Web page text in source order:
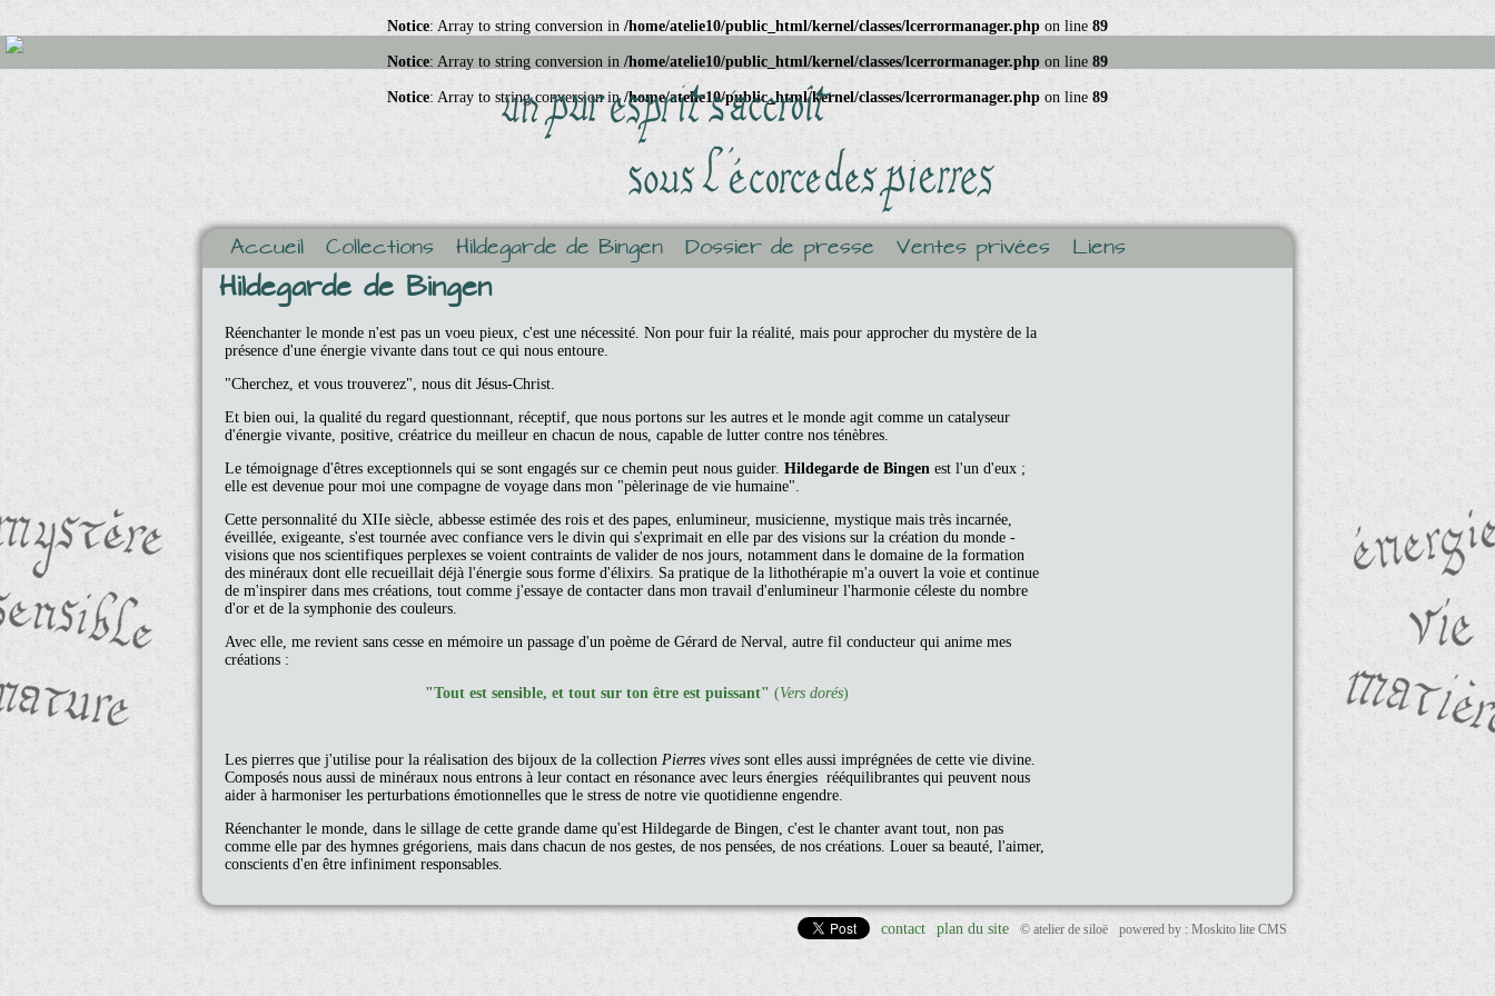
Notice: Array to string conversion in /home/atelie10/public_html/kernel/classes/lcerrormanager.php on line 89
Notice: Array to string conversion in /home/atelie10/public_html/kernel/classes/lcerrormanager.php on line 89
Notice: Array to string conversion in/home/atelie10/public_html/kernel/classes/lcerrormanager.php on line 89
Accueil Collections Hildegarde de Bingen Dossier de presse Ventes privées Liens
Hildegarde de Bingen
Réenchanter le monde n'est pas un voeu pieux, c'est une nécessité. Non pour fuir la réalité, mais pour approcher du mystère de la
présence d'une énergie vivante dans tout ce qui nous entoure.
"Cherchez, et vous trouverez", nous dit Jésus-Christ.
Et bien oui, la qualité du regard questionnant, réceptif, que nous portons sur les autres et le monde agit comme un catalyseur
d'énergie vivante, positive, créatrice du meilleur en chacun de nous, capable de lutter contre nos ténèbres.
Le témoignage d'êtres exceptionnels qui se sont engagés sur ce chemin peut nous guider. Hildegarde de Bingen est l'un d'eux ;
elle est devenue pour moi une compagne de voyage dans mon "pèlerinage de vie humaine".
Cette personnalité du XIIe siècle, abbesse estimée des rois et des papes, enlumineur, musicienne, mystique mais très incarnée,
éveillée, exigeante, s'est tournée avec confiance vers le divin qui s'exprimait en elle par des visions sur la création du monde -
visions que nos scientifiques perplexes se voient contraints de valider de nos jours, notamment dans le domaine de la formation
des minéraux dont elle recueillait déjà l'énergie sous forme d'élixirs. Sa pratique de la lithothérapie m'a ouvert la voie et continue
de m'inspirer dans mes créations, tout comme j'essaye de contacter dans mon travail d'enlumineur l'harmonie céleste du nombre
d'or et de la symphonie des couleurs.
Avec elle, me revient sans cesse en mémoire un passage d'un poème de Gérard de Nerval, autre fil conducteur qui anime mes
créations :
"Tout est sensible, et tout sur ton être est puissant" (Vers dorés)
Les pierres que j'utilise pour la réalisation des bijoux de la collection Pierres vives sont elles aussi imprégnées de cette vie divine.
Composés nous aussi de minéraux nous entrons à leur contact en résonance avec leurs énergies rééquilibrantes qui peuvent nous
aider à harmoniser les perturbations émotionnelles que le stress de notre vie quotidienne engendre.
Réenchanter le monde, dans le sillage de cette grande dame qu'est Hildegarde de Bingen, c'est le chanter avant tout, non pas
comme elle par des hymnes grégoriens, mais dans chacun de nos gestes, de nos pensées, de nos créations. Louer sa beauté, l'aimer,
conscients d'en être infiniment responsables.
contact plan du site © atelier de siloë powered by : Moskito lite CMS